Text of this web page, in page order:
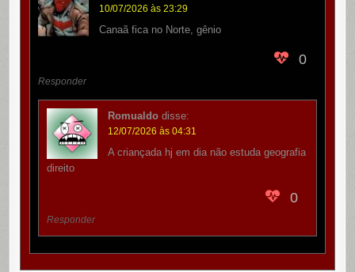
10/07/2026 às 23:29
Canaã fica no Norte, gênio
0
Responder
Romualdo disse:
12/07/2026 às 04:31
A criançada hj em dia não estuda geografia
direito
0
Responder